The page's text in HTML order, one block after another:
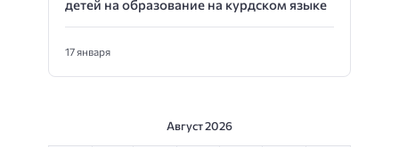
детей на образование на курдском языке
17 января
Август 2026